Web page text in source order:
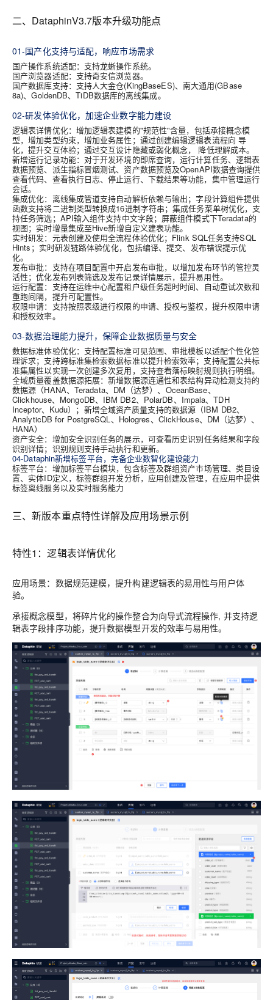
二、DataphinV3.7版本升级功能点
01-国产化支持与适配，响应市场需求
国产操作系统适配： 支持龙蜥操作系统。
国产浏览器适配： 支持奇安信浏览器。
国产数据库支持： 支持人大金仓(KingBaseES)、南大通用(GBase
8a)、GoldenDB、TiDB数据库的离线集成。
02-研发体验优化，加速企业数字能力建设
逻辑表详情优化：增加逻辑表建模的"规范性"含量，包括承接概念模
型，增加类型约束，增加业务属性；通过创建编辑逻辑表流程向 导
化，提升交互体验；通过交互设计隐藏或弱化概念， 降低理解成本。
新增运行记录功能： 对于开发环境的即席查询，运行计算任务、逻辑表
数据预览、派生指标冒烟测试、资产数据预览及OpenAPI数据查询提供
查看代码、查看执行日志、停止运行、下载结果等功能，集中管理运行
会话。
集成优化：离线集成管道支持自动解析依赖与输出；字段计算组件提供
函数支持将二进制类型转换成16进制字符串；集成任务菜单树优化，支
持任务筛选；API输入组件支持中文字段；屏蔽组件模式下Teradata的
视图；实时增量集成至Hive新增自定义建表功能。
实时研发： 元表创建及使用全流程体验优化；Flink SQL任务支持SQL
Hints；实时研发链路体验优化，包括编译、提交、发布错误提示优
化。
发布审批： 支持在项目配置中开启发布审批，以增加发布环节的管控灵
活性；优化发布列表筛选及发布记录详情展示，提升易用性。
运行配置： 支持在运维中心配置租户级任务超时时间、自动重试次数和
重跑间隔，提升可配置性。
权限申请： 支持按照表级进行权限的申请、授权与鉴权，提升权限申请
和授权效率。
03-数据治理能力提升，保障企业数据质量与安全
数据标准体验优化： 支持配置标准可见范围、审批模板以适配个性化管
理诉求；支持跨标准集检索数据标准以提升检索效率；支持配置公共标
准集属性以实现一次创建多次复用，支持查看落标映射规则执行明细。
全域质量覆盖数据源拓展：新增数据源连通性和表结构异动检测支持的
数据源（HANA、Teradata、DM（达梦）、OceanBase、
Clickhouse、MongoDB、IBM DB2、PolarDB、Impala、TDH
Inceptor、Kudu） ；新增全域资产质量支持的数据源（IBM DB2、
AnalyticDB for PostgreSQL、Hologres、ClickHouse、DM（达梦）、
HANA）
资产安全： 增加安全识别任务的展示，可查看历史识别任务结果和字段
识别详情；识别规则支持手动执行和更新。
04-Dataphin新增标签平台，完备企业数智化建设能力
标签平台： 增加标签平台模块，包含标签及群组资产市场管理、类目设
置、实体ID定义，标签群组开发分析，应用创建及管理，在应用中提供
标签离线服务以及实时服务能力
三、新版本重点特性详解及应用场景示例
特性1：逻辑表详情优化
应用场景：数据规范建模，提升构建逻辑表的易用性与用户体
验。
承接概念模型，将碎片化的操作整合为向导式流程操作, 并支持逻
辑表字段排序功能，提升数据模型开发的效率与易用性。